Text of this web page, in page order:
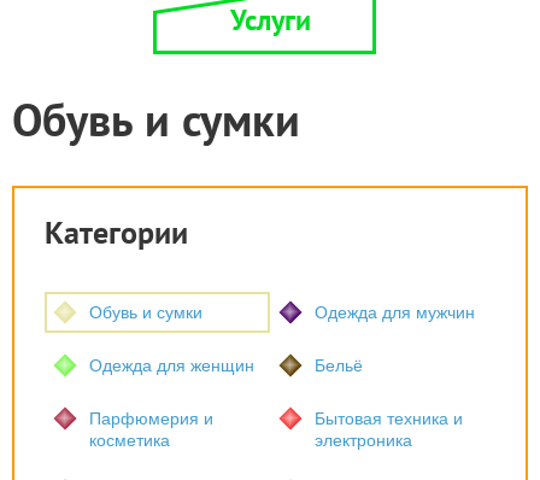
Услуги
Обувь и сумки
Категории
Обувь и сумки Одежда для мужчин
Одежда для женщин Бельё
Парфюмерия и
косметика
Бытовая техника и
электроника